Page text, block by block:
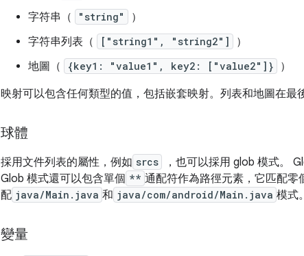
字符串（
"string"
）
字符串列表（
["string1", "string2"]
）
地圖（
{key1: "value1", key2: ["value2"]}
）
映射可以包含任何類型的值，包括嵌套映射。列表和地圖在最
球體
採用文件列表的屬性，例如 srcs ，也可以採用 glob 模式。
Glob 模式還可以包含單個 ** 通配符作為路徑元素，它匹配零
配 java/Main.java 和 java/com/android/Main.java 模式。
變量